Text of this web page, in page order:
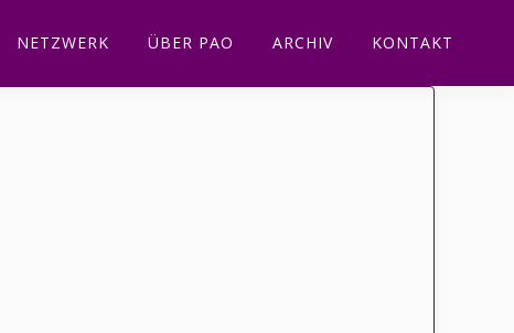
NETZWERK ÜBER PAO ARCHIV KONTAKT